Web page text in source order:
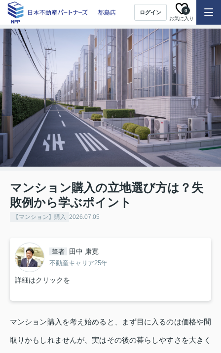
ログイン
お気に入り
0
マンション購入の立地選び方は？失
敗例から学ぶポイント
【マンション】購入 2026.07.05
筆者 田中 康寛
不動産キャリア25年
詳細はクリックを
マンション購入を考え始めると、まず目に入るのは価格や間
取りかもしれませんが、実はその後の暮らしやすさを大きく